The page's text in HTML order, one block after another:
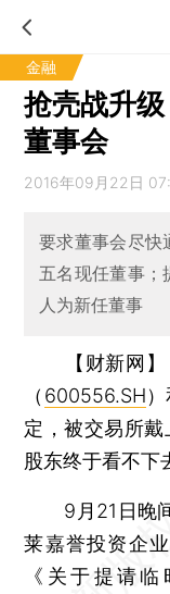
金融
抢壳战升
董事会
2016年09月22日
要求董事会尽快
五名现任董事；
人为新任董事
【财新网
（ 600556.SH
定，被交易所戴
股东终于看不下
9月21日晚间
莱嘉誉投资企
《关于提请